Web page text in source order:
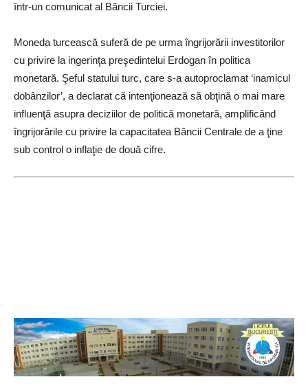
într-un comunicat al Băncii Turciei.
Moneda turcească suferă de pe urma îngrijorării investitorilor
cu privire la ingerinţa preşedintelui Erdogan în politica
monetară. Şeful statului turc, care s-a autoproclamat ‘inamicul
dobânzilor’, a declarat că intenţionează să obţină o mai mare
influenţă asupra deciziilor de politică monetară, amplificând
îngrijorările cu privire la capacitatea Băncii Centrale de a ţine
sub control o inflaţie de două cifre.